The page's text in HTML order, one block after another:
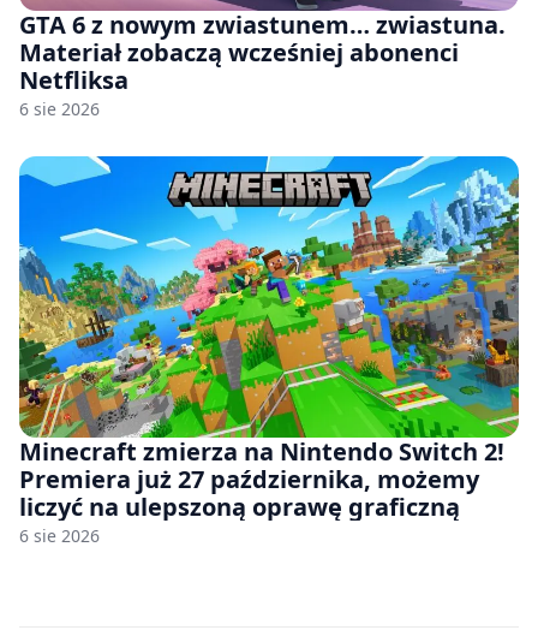
GTA 6 z nowym zwiastunem… zwiastuna.
Materiał zobaczą wcześniej abonenci
Netfliksa
6 sie 2026
Minecraft zmierza na Nintendo Switch 2!
Premiera już 27 października, możemy
liczyć na ulepszoną oprawę graficzną
6 sie 2026